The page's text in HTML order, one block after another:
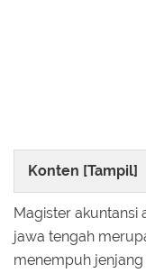
Konten [Tampil]
Magister akuntansi
jawa tengah
menempuh jenjang